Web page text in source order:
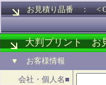
お見積り品番 ： <
大判プリント お
▼ お客様情報
会社・個人名■